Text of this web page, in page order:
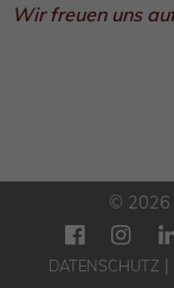
Wir freuen uns
© 2026
DATENSCHUTZ |